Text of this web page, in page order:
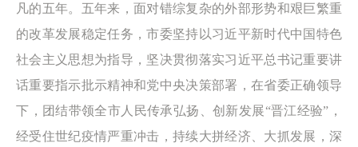
凡的五年。五年来，面对错综复杂的外部形势和艰巨繁重
的改革发展稳定任务，市委坚持以习近平新时代中国特色
社会主义思想为指导，坚决贯彻落实习近平总书记重要讲
话重要指示批示精神和党中央决策部署，在省委正确领导
下，团结带领全市人民传承弘扬、创新发展“晋江经验”，
经受住世纪疫情严重冲击，持续大拼经济、大抓发展，深